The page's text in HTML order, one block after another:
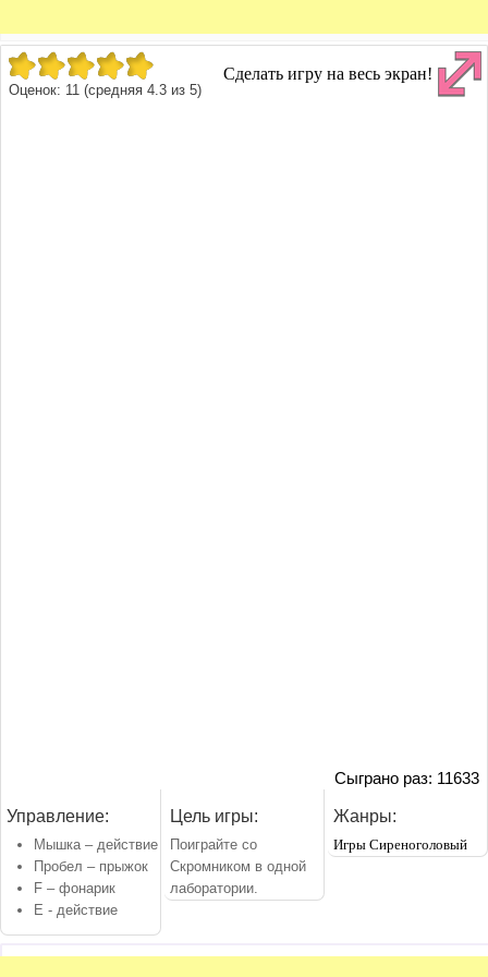
Оценок: 11 (средняя 4.3 из 5)
Сделать игру на весь экран!
Сыграно раз: 11633
Управление:
Мышка – действие
Пробел – прыжок
F – фонарик
E - действие
Цель игры:
Поиграйте со
Скромником в одной
лаборатории.
Жанры:
Игры Сиреноголовый